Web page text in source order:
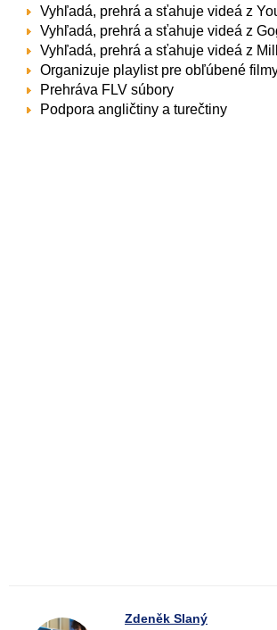
Vyhľadá, prehrá a sťahuje videá z
Vyhľadá, prehrá a sťahuje videá z
Vyhľadá, prehrá a sťahuje videá z
Organizuje playlist pre obľúbené
Prehráva FLV súbory
Podpora angličtiny a turečtiny
Zdeněk Slaný